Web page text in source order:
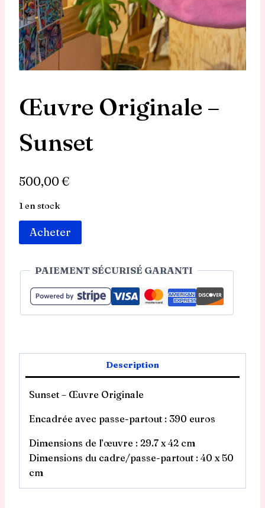
Œuvre Originale –
Sunset
500,00€
1 en stock
quantité
de
Originale
Sunset
Acheter
PAIEMENT SÉCURISÉ GARANTI
Description
Sunset – Œuvre Originale
Encadrée avec passe-partout : 390 euros
Dimensions de l’œuvre : 29.7 x 42 cm
Dimensions du cadre/passe-partout : 40 x 50
cm